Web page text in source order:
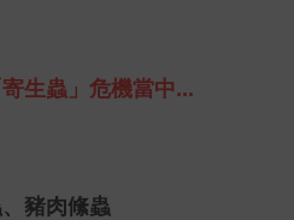
生蟲」危機當中...
豬肉絛蟲